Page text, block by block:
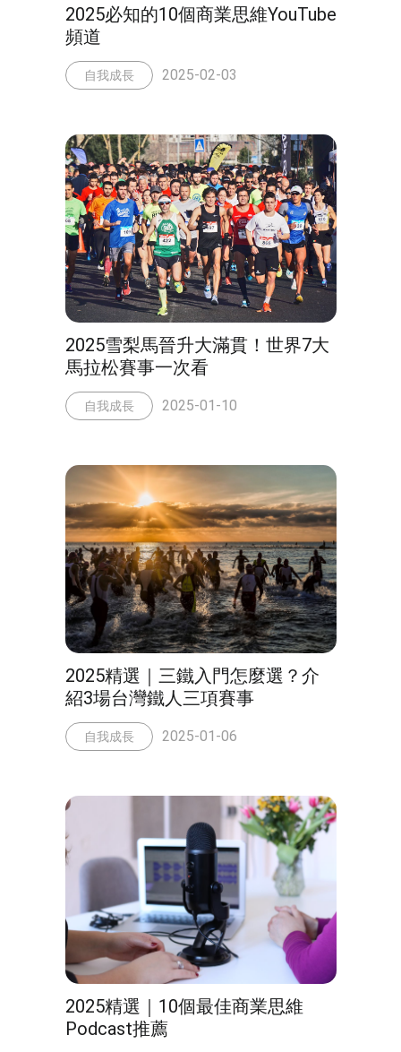
2025必知的10個商業思維YouTube
頻道
自我成長 2025-02-03
2025雪梨馬晉升大滿貫！世界7大
馬拉松賽事一次看
自我成長 2025-01-10
2025精選｜三鐵入門怎麼選？介
紹3場台灣鐵人三項賽事
自我成長 2025-01-06
2025精選｜10個最佳商業思維
Podcast推薦